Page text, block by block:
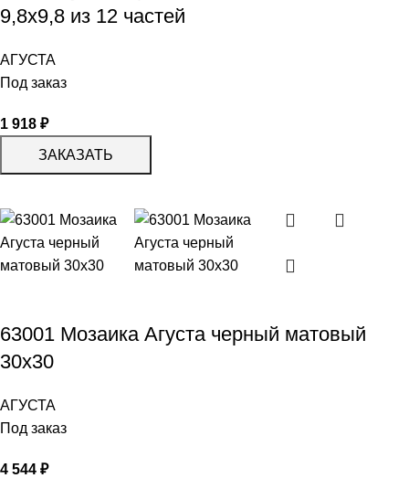
9,8х9,8 из 12 частей
АГУСТА
Под заказ
1 918 ₽
ЗАКАЗАТЬ
63001 Мозаика Агуста черный матовый
30х30
АГУСТА
Под заказ
4 544 ₽